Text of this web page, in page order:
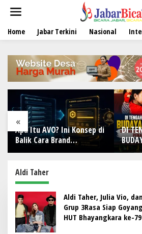
t
Home Jabar Terkini Nasional
«
Apa Itu AVO? Ini Konsep di
Balik Cara Brand
Direkomendasikan AI
DI
Aldi Taher
Aldi Taher, Julia Vio,
Grup 3Rasa Siap
HUT Bhayangkara ke-79